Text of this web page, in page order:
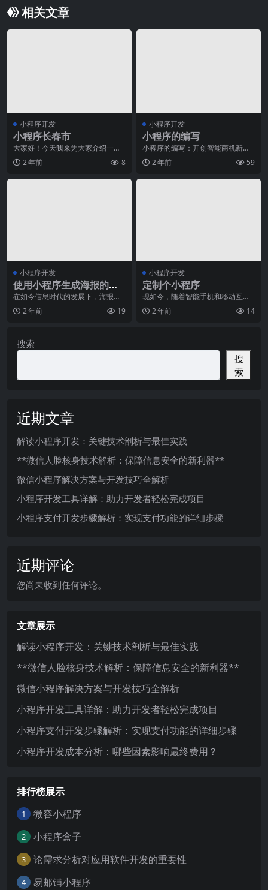
相关文章
小程序开发
小程序长春市
大家好！今天我来为大家介绍一下
小程序在长春市的应用情况。小程
序作为一种新兴的移动
2 年前 8
小程序开发
小程序的编写
小程序的编写：开创智能商机新时
代如今，随着移动互联网的不断发
展，小程序已经成为了
2 年前 59
小程序开发
使用小程序生成海报的方
法
在如今信息时代的发展下，海报作
为一种广告宣传方式已经渗透到了
我们生活各个方面。然
2 年前 19
小程序开发
定制个小程序
现如今，随着智能手机和移动互联
网的普及，人们对于手机应用程序
的需求也越来越高。而
2 年前 14
搜索
搜
索
近期文章
解读小程序开发：关键技术剖析与最佳实践
**微信人脸核身技术解析：保障信息安全的新利器**
微信小程序解决方案与开发技巧全解析
小程序开发工具详解：助力开发者轻松完成项目
小程序支付开发步骤解析：实现支付功能的详细步骤
近期评论
您尚未收到任何评论。
文章展示
解读小程序开发：关键技术剖析与最佳实践
**微信人脸核身技术解析：保障信息安全的新利器**
微信小程序解决方案与开发技巧全解析
小程序开发工具详解：助力开发者轻松完成项目
小程序支付开发步骤解析：实现支付功能的详细步骤
小程序开发成本分析：哪些因素影响最终费用？
排行榜展示
1 微容小程序
2 小程序盒子
3 论需求分析对应用软件开发的重要性
4 易邮铺小程序